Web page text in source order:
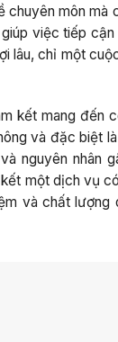
môn mà
việc tiếp
lâu, chỉ một
kết mang đến
và đặc biệt
nguyên nhân
một dịch vụ
và chất